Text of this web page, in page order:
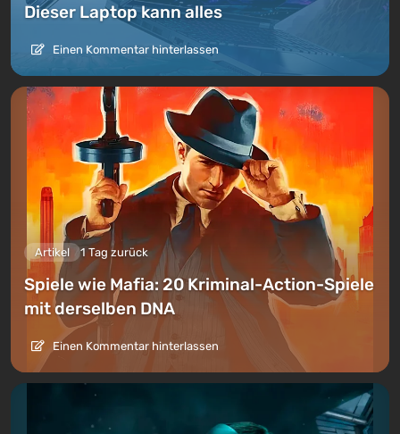
Dieser Laptop kann alles
Einen Kommentar hinterlassen
Artikel 1 Tag zurück
Spiele wie Mafia: 20 Kriminal-Action-Spiele
mit derselben DNA
Einen Kommentar hinterlassen